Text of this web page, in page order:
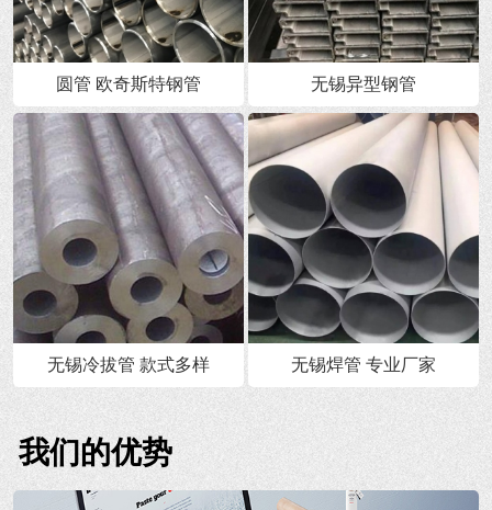
圆管 欧奇斯特钢管 无锡异型钢管
无锡冷拔管 款式多样 无锡焊管 专业厂家
我们的优势